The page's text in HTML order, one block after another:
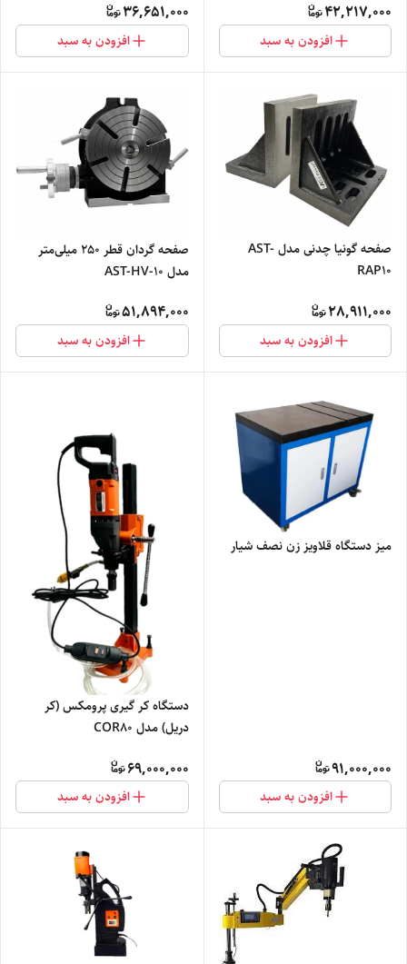
42,217,000
افزودن به سبد
36,651,000
افزودن به سبد
صفحه گونیا چدنی مدل AST-
RAP10
28,911,000
افزودن به سبد
صفحه گردان قطر 250 میلی‌متر
مدل AST-HV-10
51,894,000
افزودن به سبد
میز دستگاه قلاویز زن نصف شیار
91,000,000
افزودن به سبد
دستگاه کر گیری پرومکس (کر
دریل) مدل COR80
69,000,000
افزودن به سبد